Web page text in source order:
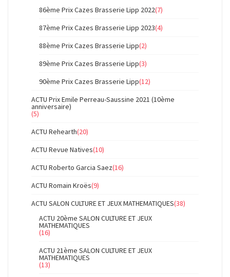
86ème Prix Cazes Brasserie Lipp 2022(7)
87ème Prix Cazes Brasserie Lipp 2023(4)
88ème Prix Cazes Brasserie Lipp(2)
89ème Prix Cazes Brasserie Lipp(3)
90ème Prix Cazes Brasserie Lipp(12)
ACTU Prix Emile Perreau-Saussine 2021 (10ème
anniversaire)
(5)
ACTU Rehearth(20)
ACTU Revue Natives(10)
ACTU Roberto Garcia Saez(16)
ACTU Romain Kroës(9)
ACTU SALON CULTURE ET JEUX MATHEMATIQUES(38)
ACTU 20ème SALON CULTURE ET JEUX
MATHEMATIQUES
(16)
ACTU 21ème SALON CULTURE ET JEUX
MATHEMATIQUES
(13)